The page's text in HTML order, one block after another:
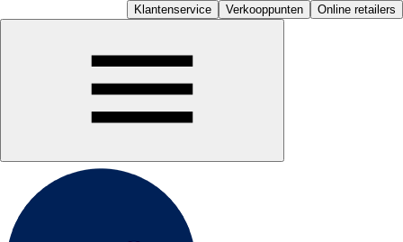
Klantenservice Verkooppunten Online retailers